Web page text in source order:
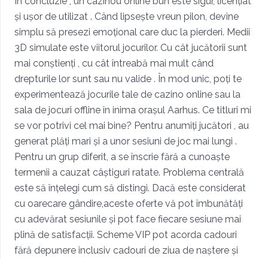
și ușor de utilizat . Când lipsește vreun pilon, devine
simplu să presezi emoțional care duc la pierderi. Medii
3D simulate este viitorul jocurilor. Cu cât jucătorii sunt
mai conștienți , cu cât întreabă mai mult când
drepturile lor sunt sau nu valide . În mod unic, poți te
experimentează jocurile tale de cazino online sau la
sala de jocuri offline în inima orașul Aarhus. Ce titluri mi
se vor potrivi cel mai bine? Pentru anumiți jucători , au
generat plăți mari și a unor sesiuni de joc mai lungi .
Pentru un grup diferit, a se înscrie fără a cunoaște
termenii a cauzat câștiguri ratate. Problema centrală
este să înțelegi cum să distingi. Dacă este considerat
cu oarecare gândire,aceste oferte vă pot îmbunătăți
cu adevărat sesiunile și pot face fiecare sesiune mai
plină de satisfacții. Scheme VIP pot acorda cadouri
fără depunere inclusiv cadouri de ziua de naștere și